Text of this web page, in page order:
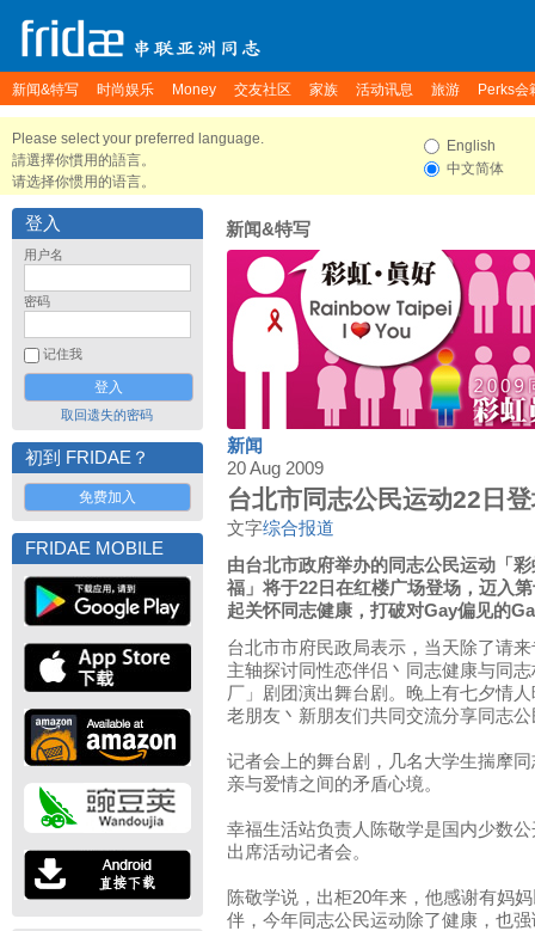
新闻&特写 时尚娱乐 Money 交友社区 家族 活动讯息 旅游 Perks会
Please select your preferred language.
請選擇你慣用的語言。
请选择你惯用的语言。
English
中文简体
登入
用户名
密码
记住我
取回遗失的密码
初到 FRIDAE？
免费加入
FRIDAE MOBILE
新闻&特写
新闻
20 Aug 2009
台北市同志公民运动22日
文字综合报道
由台北市政府举办的同志公民运动「
福」将于22日在红楼广场登场，迈入
起关怀同志健康，打破对Gay偏见的
台北市市府民政局表示，当天除了请
主轴探讨同性恋伴侣丶同志健康与同
厂」剧团演出舞台剧。晚上有七夕情
老朋友丶新朋友们共同交流分享同志
记者会上的舞台剧，几名大学生揣摩
亲与爱情之间的矛盾心境。
幸福生活站负责人陈敬学是国内少数
出席活动记者会。
陈敬学说，出柜20年来，他感谢有妈
伴，今年同志公民运动除了健康，也